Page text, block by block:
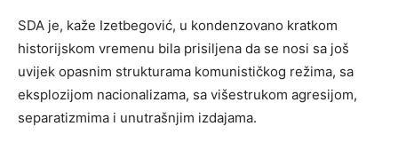
SDA je, kaže Izetbegović, u kondenzovano kratkom
historijskom vremenu bila prisiljena da se nosi sa još
uvijek opasnim strukturama komunističkog režima, sa
eksplozijom nacionalizama, sa višestrukom agresijom,
separatizmima i unutrašnjim izdajama.